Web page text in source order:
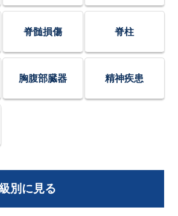
脊髄損傷 脊柱
胸腹部臓器 精神疾患
別に見る